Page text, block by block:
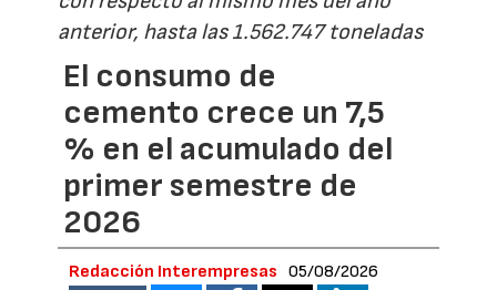
anterior, hasta las 1.562.747 toneladas
El consumo de
cemento crece un 7,5
% en el acumulado del
primer semestre de
2026
Redacción Interempresas 05/08/2026